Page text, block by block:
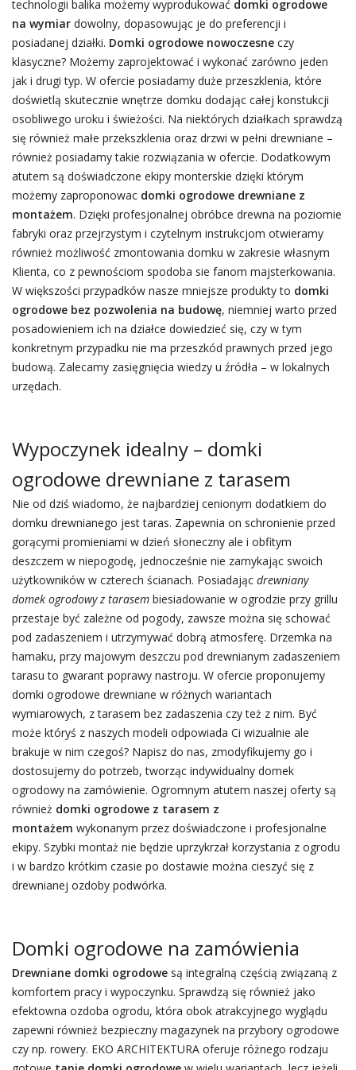
technologii balika możemy wyprodukować domki ogrodowe
na wymiardowolny, dopasowując je do preferencji i
posiadanej działki. Domki ogrodowe nowoczesneczy
klasyczne? Możemy zaprojektować i wykonać zarówno jeden
jak i drugi typ. W ofercie posiadamy duże przeszklenia, które
doświetlą skutecznie wnętrze domku dodając całej konstukcji
osobliwego uroku i świeżości. Na niektórych działkach sprawdzą
się również małe przekszklenia oraz drzwi w pełni drewniane –
również posiadamy takie rozwiązania w ofercie. Dodatkowym
atutem są doświadczone ekipy monterskie dzięki którym
możemy zaproponowac domki ogrodowe drewniane z
montażem. Dzięki profesjonalnej obróbce drewna na poziomie
fabryki oraz przejrzystym i czytelnym instrukcjom otwieramy
również możliwość zmontowania domku w zakresie własnym
Klienta, co z pewnościom spodoba sie fanom majsterkowania.
W większości przypadków nasze mniejsze produkty to domki
ogrodowe bez pozwolenia na budowę, niemniej warto przed
posadowieniem ich na działce dowiedzieć się, czy w tym
konkretnym przypadku nie ma przeszkód prawnych przed jego
budową. Zalecamy zasięgnięcia wiedzy u źródła – w lokalnych
urzędach.
Wypoczynek idealny – domki
ogrodowe drewniane z tarasem
Nie od dziś wiadomo, że najbardziej cenionym dodatkiem do
domku drewnianego jest taras. Zapewnia on schronienie przed
gorącymi promieniami w dzień słoneczny ale i obfitym
deszczem w niepogodę, jednocześnie nie zamykając swoich
użytkowników w czterech ścianach. Posiadając drewniany
domek ogrodowy z tarasembiesiadowanie w ogrodzie przy grillu
przestaje być zależne od pogody, zawsze można się schować
pod zadaszeniem i utrzymywać dobrą atmosferę. Drzemka na
hamaku, przy majowym deszczu pod drewnianym zadaszeniem
tarasu to gwarant poprawy nastroju. W ofercie proponujemy
domki ogrodowe drewniane w różnych wariantach
wymiarowych, z tarasem bez zadaszenia czy też z nim. Być
może któryś z naszych modeli odpowiada Ci wizualnie ale
brakuje w nim czegoś? Napisz do nas, zmodyfikujemy go i
dostosujemy do potrzeb, tworząc indywidualny domek
ogrodowy na zamówienie. Ogromnym atutem naszej oferty są
również domki ogrodowe z tarasem z
montażem wykonanym przez doświadczone i profesjonalne
ekipy. Szybki montaż nie będzie uprzykrzał korzystania z ogrodu
i w bardzo krótkim czasie po dostawie można cieszyć się z
drewnianej ozdoby podwórka.
Domki ogrodowe na zamówienia
Drewniane domki ogrodowesą integralną częścią związaną z
komfortem pracy i wypoczynku. Sprawdzą się również jako
efektowna ozdoba ogrodu, która obok atrakcyjnego wyglądu
zapewni również bezpieczny magazynek na przybory ogrodowe
czy np. rowery. EKO ARCHITEKTURA oferuje różnego rodzaju